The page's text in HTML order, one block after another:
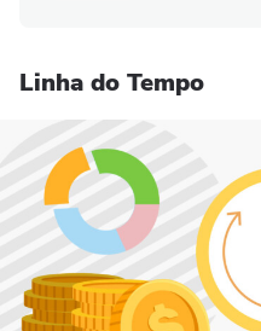
Linha do Tempo